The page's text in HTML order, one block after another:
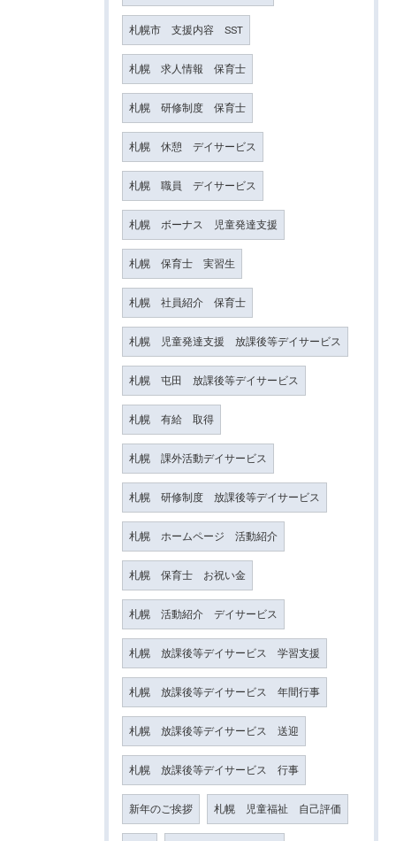
札幌市 支援内容 SST
札幌 求人情報 保育士
札幌 研修制度 保育士
札幌 休憩 デイサービス
札幌 職員 デイサービス
札幌 ボーナス 児童発達支援
札幌 保育士 実習生
札幌 社員紹介 保育士
札幌 児童発達支援 放課後等デイサービス
札幌 屯田 放課後等デイサービス
札幌 有給 取得
札幌 課外活動デイサービス
札幌 研修制度 放課後等デイサービス
札幌 ホームページ 活動紹介
札幌 保育士 お祝い金
札幌 活動紹介 デイサービス
札幌 放課後等デイサービス 学習支援
札幌 放課後等デイサービス 年間行事
札幌 放課後等デイサービス 送迎
札幌 放課後等デイサービス 行事
新年のご挨拶 札幌 児童福祉 自己評価